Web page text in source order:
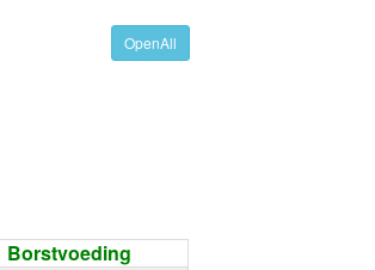
OpenAll
Borstvoeding